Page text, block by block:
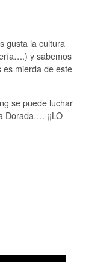
gusta la cultura
y sabemos
mierda de este
se puede luchar
Dorada…. ¡¡LO